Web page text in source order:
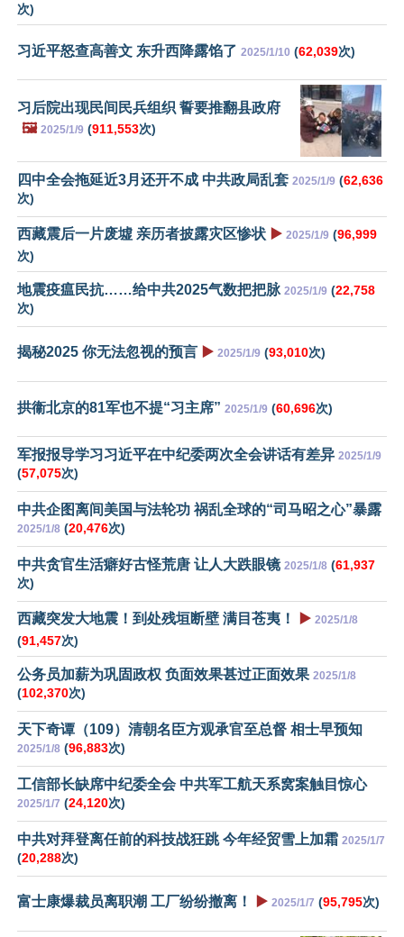
次)
习近平怒查高善文 东升西降露馅了 2025/1/10 (62,039次)
习后院出现民间民兵组织 誓要推翻县政府
🖼️ 2025/1/9 (911,553次)
四中全会拖延近3月还开不成 中共政局乱套 2025/1/9 (62,636
次)
西藏震后一片废墟 亲历者披露灾区惨状 ▶️ 2025/1/9 (96,999
次)
地震疫瘟民抗……给中共2025气数把把脉 2025/1/9 (22,758
次)
揭秘2025 你无法忽视的预言 ▶️ 2025/1/9 (93,010次)
拱衞北京的81军也不提“习主席” 2025/1/9 (60,696次)
军报报导学习习近平在中纪委两次全会讲话有差异 2025/1/9
(57,075次)
中共企图离间美国与法轮功 祸乱全球的“司马昭之心”暴露
2025/1/8 (20,476次)
中共贪官生活癖好古怪荒唐 让人大跌眼镜 2025/1/8 (61,937
次)
西藏突发大地震！到处残垣断壁 满目苍夷！ ▶️ 2025/1/8
(91,457次)
公务员加薪为巩固政权 负面效果甚过正面效果 2025/1/8
(102,370次)
天下奇谭（109）清朝名臣方观承官至总督 相士早预知
2025/1/8 (96,883次)
工信部长缺席中纪委全会 中共军工航天系窝案触目惊心
2025/1/7 (24,120次)
中共对拜登离任前的科技战狂跳 今年经贸雪上加霜 2025/1/7
(20,288次)
富士康爆裁员离职潮 工厂纷纷撤离！ ▶️ 2025/1/7 (95,795次)